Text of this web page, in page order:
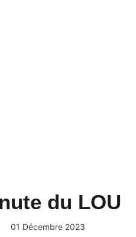
du LOU
01 Décembre 2023